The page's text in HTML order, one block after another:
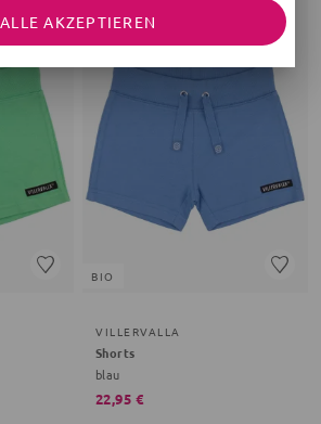
BIO
VILLERVALLA
Shorts
blau
22,95 €
ALLE AKZEPTIEREN